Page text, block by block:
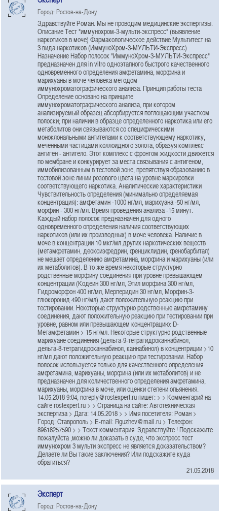
Город: Ростов-на-Дону
Здравствуйте Роман. Мы не проводим медицинские экспертизы.
Описание Тест "иммунохром-3-мульти-экспресс" (выявление
наркотиков в моче) Фармакологическое действие Мультитест на
3 вида наркотиков (ИммуноХром-3-МУЛЬТИ-Экспресс)
Назначение Набор полосок "ИммуноХром-3-МУЛЬТИ-Экспресс"
предназначен для in vitro одноэтапного быстрого качественного
одновременного определения амфетамина, морфина и
марихуаны в моче человека методом
иммунохроматографического анализа. Принцип работы теста
Определение основано на принципе
иммунохроматографического анализа, при котором
анализируемый образец абсорбируется поглощающим участком
полоски; при наличии в образце определенного наркотика или его
метаболитов они связываются со специфическими
моноклональными антителами к соответствующему наркотику,
меченными частицами коллоидного золота, образуя комплекс
антиген - антитело. Этот комплекс с фронтом жидкости движется
по мембране и конкурирует за места связывания с антигеном,
иммобилизованным в тестовой зоне, препятствуя образованию в
тестовой зоне линии розового цвета на уровне маркировки
соответствующего наркотика. Аналитические характеристики
Чувствительность определения (минимально определяемая
концентрация): амфетамин -1000 нг/мл, марихуана -50 нг/мл,
морфин - 300 нг/мл. Время проведения анализа -15 минут.
Каждый набор полосок предназначен для одного
одновременного определения наличия соответствующих
наркотиков (или их производных) в моче человека. Наличие в
моче в концентрации 10 мкг/мл других наркотических веществ
(метамфетамин, деоксиэфедрин, фенциклидин, фенобарбитал)
не мешает определению амфетамина, морфина и марихуаны (или
их метаболитов). В то же время некоторые структурно
родственные морфину соединения при уровне превышающем
концентрации (Кодеин 300 нг/мл, Этил морфина 300 нг/мл,
Гидроморфон 400 нг/мл, Мерперидин 30 нг/мл, Морфин-3-
глюкоронид 490 нг/мл) дают положительную реакцию при
тестировании. Некоторые структурно родственные амфетамину
соединения, дают положительную реакцию при тестировании при
уровне, равном или превышающем концентрацию: D-
Метамфетамин > 15 нг/мл. Некоторые структурно родственные
марихуане соединения (дельта-9-тетрагидроканнабинол,
дельта-8-тетрагидроканнабинол, каннабинол) в концентриции >10
нг/мл дают положительную реакцию при тестировании. Набор
полосок используется только для качественного определения
амфетамина, марихуаны, морфина (или их метаболитов) и не
предназначен для количественного определения амфетамина,
марихуаны, морфина в моче, или оценки степени опьянения.
14.05.2018 9:04, noreply@rostexpert.ru пишет: > > Комментарий на
сайте rostexpert.ru > > Страница на сайте: Автотехническая
экспертиза > Дата: 14.05.2018 > > Имя посетителя: Роман >
Город: Ставрополь > E-mail: Rguzhev@mail.ru > Телефон:
89618257590 > > Текст комментария: Здравствуйте ! Подскажите
пожалуйста ,можно ли доказать в суде, что экспресс тест
иммунохром 3 мульти экспресс не является доказательством?
Делаете ли Вы такие заключения? Или подскажите куда
обратиться?
21.05.2018
Эксперт
Город: Ростов-на-Дону